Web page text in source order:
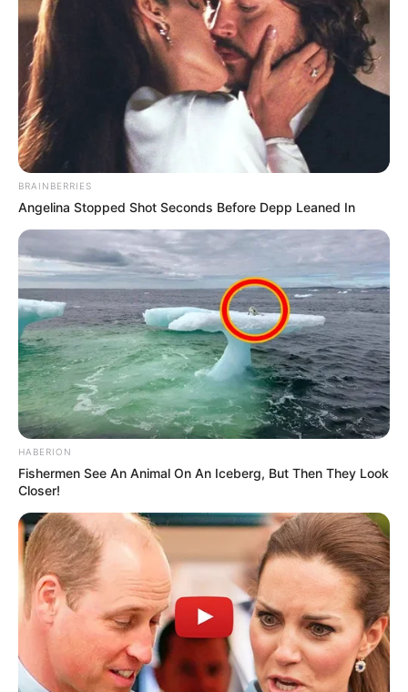
ΔΙΑΒΑΣΤΕ:ΤΟ ΑΝΘΡΩΠΙΝΟ ΔΙΚΑΙΩΜΑ
ΣΤΗΝ ΕΦΑΡΜΟΓΗ ΟΠΟΙΑΣΔΗΠΟΤΕ
ΙΑΤΡΙΚΗΣ ΠΡΑΞΗΣ.
ΝΙΚΟΛΑΟΣ ΑΝΑΞΙΜΑΝΔΡΟΣ
Advertisement
BRAINBERRIES
Angelina Stopped Shot Seconds Before Depp Leaned In
HABERION
Fishermen See An Animal On An Iceberg, But Then They Look
Closer!